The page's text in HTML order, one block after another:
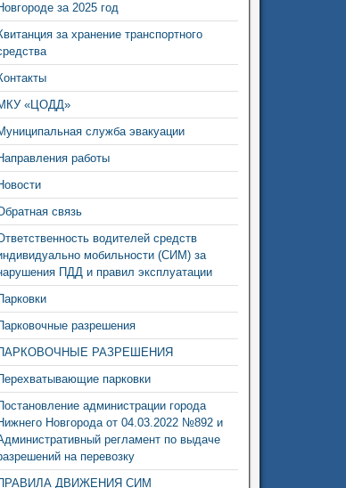
за 2025 год
за хранение транспортного
«ЦОДД»
служба эвакуации
работы
связь
водителей средств
мобильности (СИМ) за
ПДД и правил эксплуатации
разрешения
РАЗРЕШЕНИЯ
парковки
администрации города
Новгорода от 04.03.2022 №892 и
регламент по выдаче
на перевозку
ДВИЖЕНИЯ СИМ